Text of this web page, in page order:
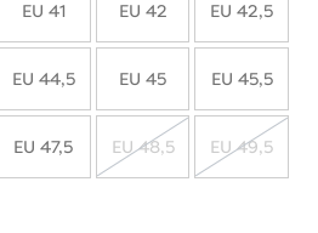
EU 41 EU 42 EU 42,5
EU 44,5 EU 45 EU 45,5
EU 47,5
AUSVERKAUFT
EU 48,5 EU 49,5